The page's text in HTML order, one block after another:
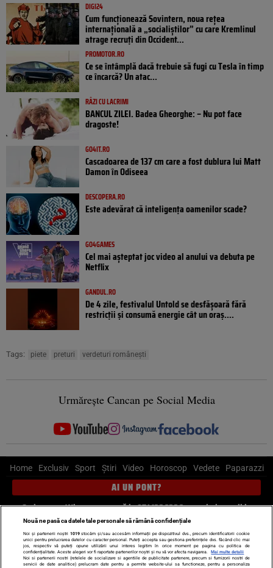
DIGI24
Cum funcționează Sovintern, noua rețea
internațională a „socialiștilor” cu care Kremlinul
atrage recruți din Occident...
PROMOTOR.RO
Ce se întâmplă dacă trebuie să fugi cu Tesla în timp
ce încarcă? Un atac...
RÂZI CU LACRIMI
BANCUL ZILEI. Badea Gheorghe: – Nu pot face
dragoste!
GO4IT.RO
Cascadoarea de 137 cm care a fost dublura lui Matt
Damon în Odiseea
DESCOPERA.RO
Este adevărat că inteligența oamenilor scade?
GO4GAMES
Cel mai așteptat joc video al anului va debuta pe
Netflix
GANDUL.RO
De 4 zile, festivalul Untold se desfășoară fără
restricții și consumă energie cât un oraș....
Tags: piete preturi verdeturi românești
Urmărește Cancan pe Social Media
Home Exclusiv Sport Știri Video Horoscop Vedete Paparazzi
AI UN PONT?
Scrie-ne pe Whatsapp, sună la 0741226226 sau trimite mail la
pont@cancan.ro
Știri interne Știri externe
Politică
Nouă ne pasă ca datele tale personale să rămână confidențiale
Noi și partenerii noștri 1019stocăm și/sau accesăm informații pe dispozitivul dvs., precum identificatorii cookie
unici pentru prelucrarea datelor cu caracter personal. Puteți accepta sau gestiona preferințele dvs. făcând clic mai
jos, respectiv vă puteți opune utilizării unui interes legitim în orice moment pe pagina cu politica de
confidențialitate. Aceste alegeri vor fi raportate partenerilor noștri și nu vă vor afecta navigarea.
Mai multe detalii
Noi si partenerii nostri (retelele de socializare si agentiile de publicitate partenere, precum si furnizorii nostri de
servicii de date analitice) prelucram date pentru a permite website-ului sa functioneze, pentru a personaliza